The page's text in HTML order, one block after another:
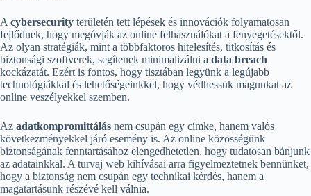
A cybersecurity területén tett lépések és innovációk folyamatosan
fejlődnek, hogy megóvják az online felhasználókat a fenyegetésektől.
Az olyan stratégiák, mint a többfaktoros hitelesítés, titkosítás és
biztonsági szoftverek, segítenek minimalizálni a data breach
kockázatát. Ezért is fontos, hogy tisztában legyünk a legújabb
technológiákkal és lehetőségeinkkel, hogy védhessük magunkat az
online veszélyekkel szemben.
Az adatkompromittálás nem csupán egy címke, hanem valós
következményekkel járó esemény is. Az online közösségünk
biztonságának fenntartásához elengedhetetlen, hogy tudatosan bánjunk
az adatainkkal. A turvaj web kihívásai arra figyelmeztetnek bennünket,
hogy a biztonság nem csupán egy technikai kérdés, hanem a
magatartásunk részévé kell válnia.